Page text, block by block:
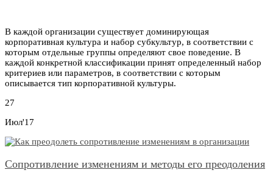
В каждой организации существует доминирующая
корпоративная культура и набор субкультур, в соответствии с
которым отдельные группы определяют свое поведение. В
каждой конкретной классификации принят определенный набор
критериев или параметров, в соответствии с которым
описывается тип корпоративной культуры.
27
Июл'17
Сопротивление изменениям и методы его преодоления